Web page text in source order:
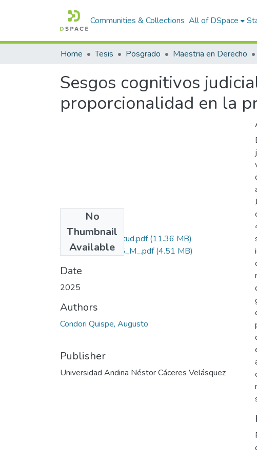
Communities & Collections All of DSpace
Home Tesis Posgrado Maestria en Derecho
Sesgos cognitivos
proporcionalidad en la
No
Thumbnail
Available
Grado de Similitud.pdf(11.36 MB)
T036_43793915_M_.pdf(4.51 MB)
Date
2025
Authors
Condori Quispe, Augusto
Publisher
Universidad Andina Néstor Cáceres Velásquez